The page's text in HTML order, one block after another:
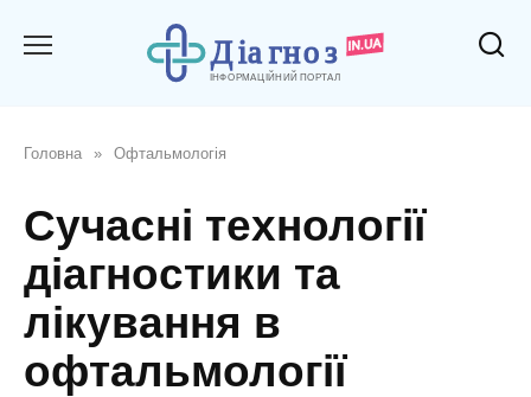
Головна » Офтальмологія
Сучасні технології
діагностики та
лікування в
офтальмології